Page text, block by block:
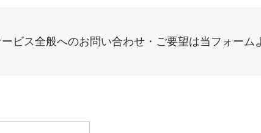
ビス全般へのお問い合わせ・ご要望は当フォーム